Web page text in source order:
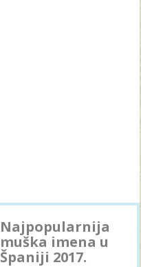
Najpopularnija
muška imena u
Španiji 2017.